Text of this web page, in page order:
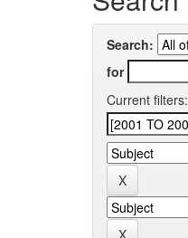
Search:
for
Current filters: